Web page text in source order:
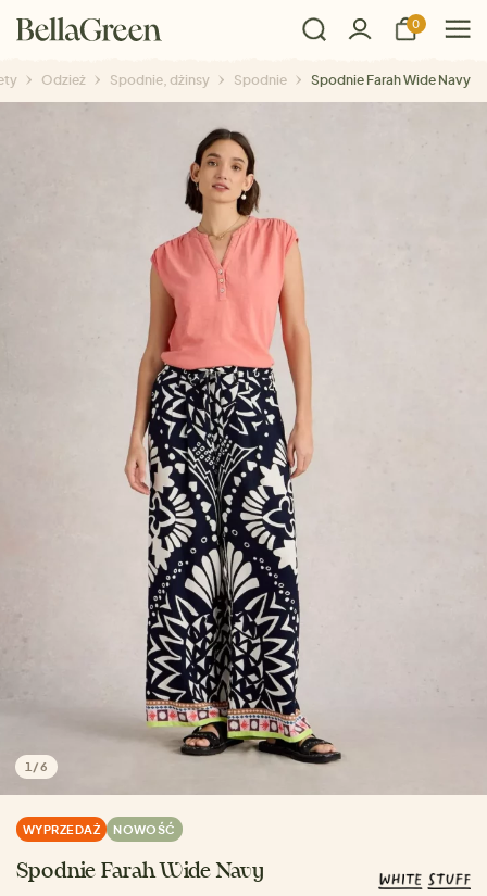
0
Odzież Spodnie, dżinsy Spodnie Spodnie Farah Wide Navy
1 /6
WYPRZEDAŻ NOWOŚĆ
Spodnie Farah Wide Navy